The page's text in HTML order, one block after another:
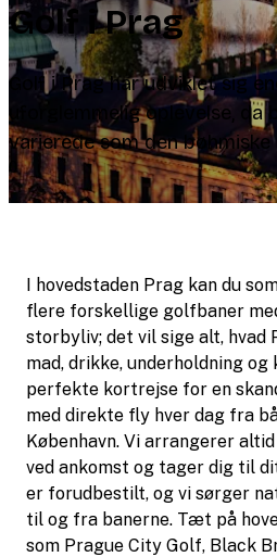
Golf i Prag
Golf i Prag har udviklet sig
uforglemmelig oplevelse, da
varierede som den bøhmiske
0
I hovedstaden Prag kan du
flere forskellige golfbaner
storbyliv; det vil sige alt, hvad
mad, drikke, underholdning og
perfekte kortrejse for en
med direkte fly hver dag fra
København. Vi arrangerer
ved ankomst og tager dig til
er forudbestilt, og vi sørger
til og fra banerne. Tæt på
som Prague City Golf, Black